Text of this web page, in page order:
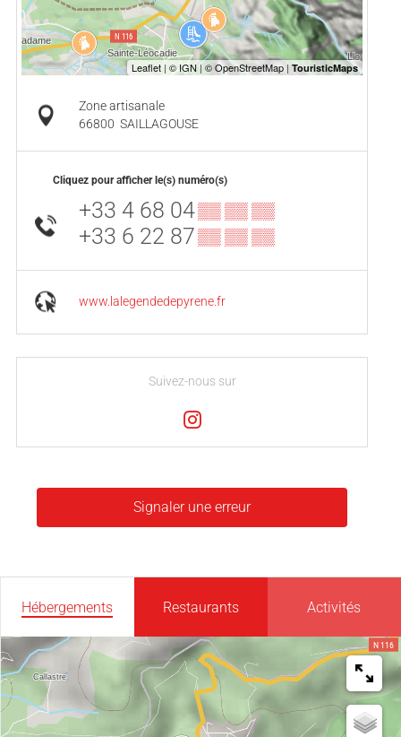
Zone artisanale
66800 SAILLAGOUSE
Cliquez pour afficher le(s) numéro(s)
+33 4 68 04▒▒ ▒▒ ▒▒
+33 6 22 87▒▒ ▒▒ ▒▒
www.lalegendedepyrene.fr
Suivez-nous sur
Signaler une erreur
Hébergements Restaurants Activités